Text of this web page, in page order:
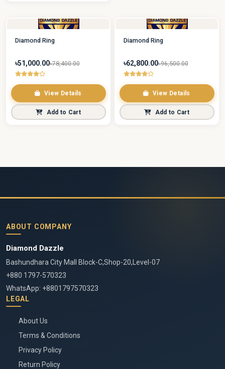
Diamond Ring
৳51,000.00৳78,400.00
View Details
Add to Cart
Diamond Ring
৳62,800.00৳96,500.00
View Details
Add to Cart
ABOUT COMPANY
Diamond Dazzle
Bashundhara City Mall Block-C,Shop-20,Level-07
+880 1797-570323
WhatsApp: +8801797570323
LEGAL
About Us
Terms & Conditions
Privacy Policy
Return Policy